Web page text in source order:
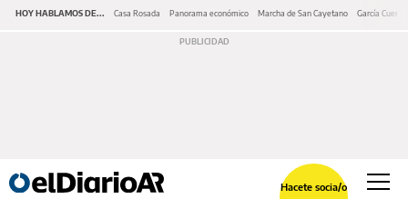
HOY HABLAMOS DE... Casa Rosada Panorama económico Marcha de San Cayetano García Cuerva
Hacete socia/o